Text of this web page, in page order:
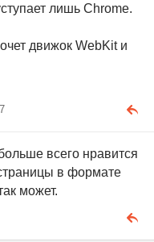
лишь Chrome.
движок WebKit и
всего нравится
в формате
может.